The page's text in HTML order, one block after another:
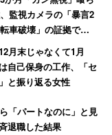
監視カメラの「暴言2
車破壊」の証拠で反
はクビ、その後店も潰
月末じゃなくて1月
自己保身の工作、「セ
と振り返る女性
「パートなのに」と見
退職した結果